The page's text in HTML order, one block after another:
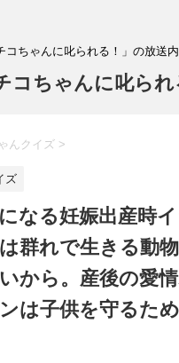
コちゃんに叱られる！」の放送
コちゃんに叱られ
んクイズ >
ズ
なる妊娠出産時
群れで生きる動
から。産後の愛
は子供を守るた